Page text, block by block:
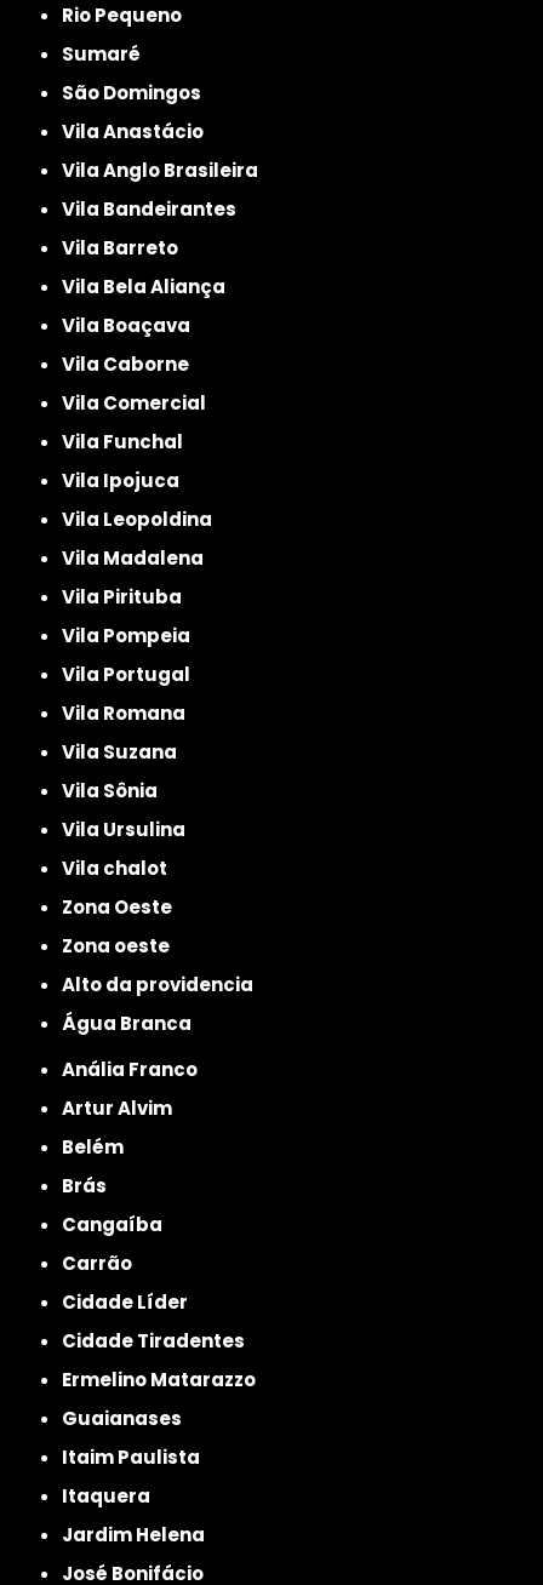
Rio Pequeno
Sumaré
São Domingos
Vila Anastácio
Vila Anglo Brasileira
Vila Bandeirantes
Vila Barreto
Vila Bela Aliança
Vila Boaçava
Vila Caborne
Vila Comercial
Vila Funchal
Vila Ipojuca
Vila Leopoldina
Vila Madalena
Vila Pirituba
Vila Pompeia
Vila Portugal
Vila Romana
Vila Suzana
Vila Sônia
Vila Ursulina
Vila chalot
Zona Oeste
Zona oeste
alto da providencia
Água Branca
Anália Franco
Artur Alvim
Belém
Brás
Cangaíba
Carrão
Cidade Líder
Cidade Tiradentes
Ermelino Matarazzo
Guaianases
Itaim Paulista
Itaquera
Jardim Helena
José Bonifácio